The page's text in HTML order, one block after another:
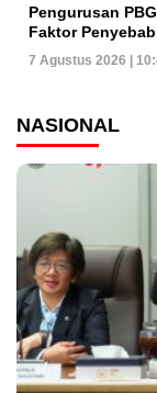
Pengurusan
Faktor
7 Agustus 2026 |
NASIONAL